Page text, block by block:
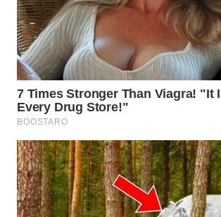
WN
TEBING
TINGGI
WN
PAKPAK
KARAWANG
WN
BEKASI